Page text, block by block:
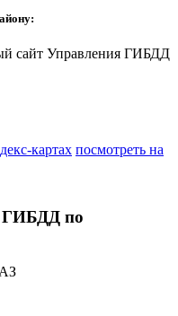
сайт Управления ГИБДД
картах посмотреть на
ГИБДД по